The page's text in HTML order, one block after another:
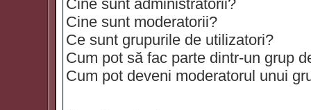
Cine sunt administratorii?
Cine sunt moderatorii?
Ce sunt grupurile de utilizatori?
Cum pot să fac parte dintr-un grup
Cum pot deveni moderatorul unui